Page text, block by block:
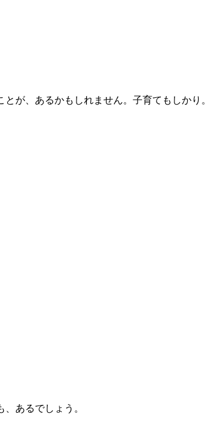
が、あるかもしれません。子育てもしかり。
あるでしょう。